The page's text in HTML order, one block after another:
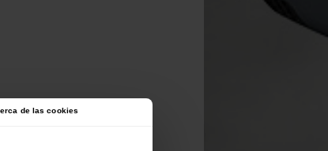
de las cookies